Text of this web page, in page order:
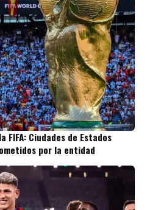
FIFA: Ciudades de Estados
por la entidad